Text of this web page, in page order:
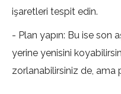
işaretleri tespit edin.
- Plan yapın: Bu ise son
yerine yenisini
zorlanabilirsiniz de, ama